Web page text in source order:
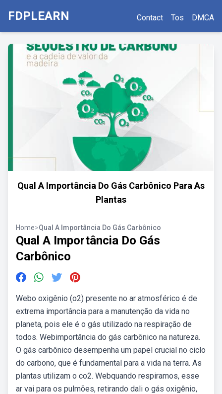
FDPLEARN Contact Tos DMCA
Qual A Importância Do Gás Carbônico Para As
Plantas
Home>Qual A Importância Do Gás Carbônico
Qual A Importância Do Gás
Carbônico
Webo oxigênio (o2) presente no ar atmosférico é de
extrema importância para a manutenção da vida no
planeta, pois ele é o gás utilizado na respiração de
todos. Webimportância do gás carbônico na natureza.
O gás carbônico desempenha um papel crucial no ciclo
do carbono, que é fundamental para a vida na terra. As
plantas utilizam o co2. Webquando respiramos, esse
ar vai para os pulmões, retirando dali o gás oxigênio,